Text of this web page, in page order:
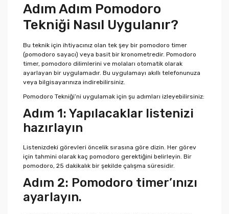
Adım Adım Pomodoro
Tekniği Nasıl Uygulanır?
Bu teknik için ihtiyacınız olan tek şey bir pomodoro timer
(pomodoro sayacı) veya basit bir kronometredir. Pomodoro
timer, pomodoro dilimlerini ve molaları otomatik olarak
ayarlayan bir uygulamadır. Bu uygulamayı akıllı telefonunuza
veya bilgisayarınıza indirebilirsiniz.
Pomodoro Tekniği’ni uygulamak için şu adımları izleyebilirsiniz:
Adım 1: Yapılacaklar listenizi
hazırlayın
Listenizdeki görevleri öncelik sırasına göre dizin. Her görev
için tahmini olarak kaç pomodoro gerektiğini belirleyin. Bir
pomodoro, 25 dakikalık bir şekilde çalışma süresidir.
Adım 2: Pomodoro timer’ınızı
ayarlayın.